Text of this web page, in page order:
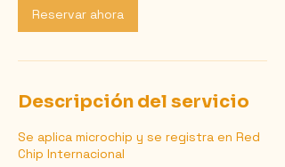
Reservar ahora
Descripción del servicio
Se aplica microchip y se registra en Red
Chip Internacional